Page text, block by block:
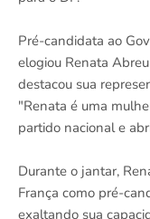
Pré-candidata ao
elogiou Renata
destacou sua
"Renata é uma
partido nacional e
Durante o jantar,
França como pré-
exaltando sua